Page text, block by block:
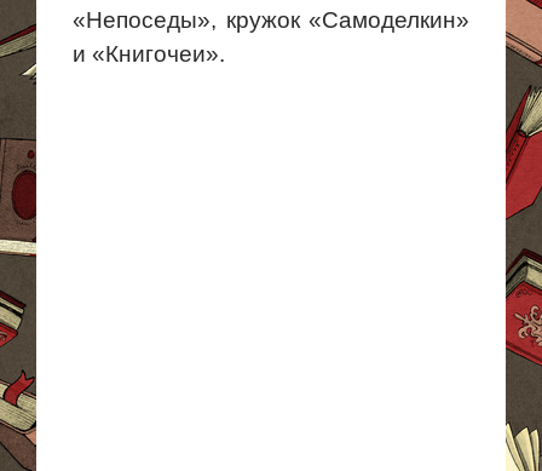
«Непоседы», кружок «Самоделкин»
и «Книгочеи».